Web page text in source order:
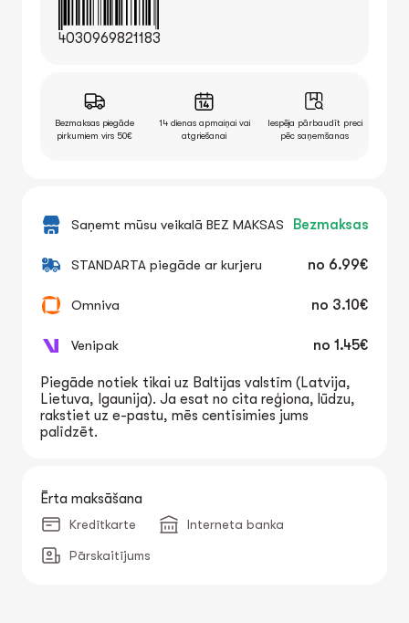
4030969821183
Bezmaksas piegāde
pirkumiem virs 50€
14 dienas apmaiņai vai
atgriešanai
Iespēja pārbaudīt preci
pēc saņemšanas
Saņemt mūsu veikalā BEZ MAKSAS Bezmaksas
STANDARTA piegāde ar kurjeru no 6.99€
Omniva no 3.10€
Venipak no 1.45€
Piegāde notiek tikai uz Baltijas valstīm (Latvija,
Lietuva, Igaunija). Ja esat no cita reģiona, lūdzu,
rakstiet uz e-pastu, mēs centīsimies jums
palīdzēt.
Ērta maksāšana
Kredītkarte Interneta banka
Pārskaitījums